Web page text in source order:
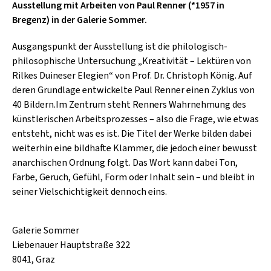
CAFÉ WOLF
KUNSTGARTEN
KRISTALLWERK
GOLD & PECH THEATER
HARD & HEAVY
SINGER-SONGWRITER
VOLKSMUSIK
KULTURLAND STEIERMARK
Ausstellung mit Arbeiten von Paul Renner (*1957 in
Bregenz) in der Galerie Sommer.
Ausgangspunkt der Ausstellung ist die philologisch-
philosophische Untersuchung „Kreativität – Lektüren von
Rilkes Duineser Elegien“ von Prof. Dr. Christoph König. Auf
deren Grundlage entwickelte Paul Renner einen Zyklus von
40 Bildern.Im Zentrum steht Renners Wahrnehmung des
künstlerischen Arbeitsprozesses – also die Frage, wie etwas
entsteht, nicht was es ist. Die Titel der Werke bilden dabei
weiterhin eine bildhafte Klammer, die jedoch einer bewusst
anarchischen Ordnung folgt. Das Wort kann dabei Ton,
Farbe, Geruch, Gefühl, Form oder Inhalt sein – und bleibt in
seiner Vielschichtigkeit dennoch eins.
Galerie Sommer
Liebenauer Hauptstraße 322
8041, Graz